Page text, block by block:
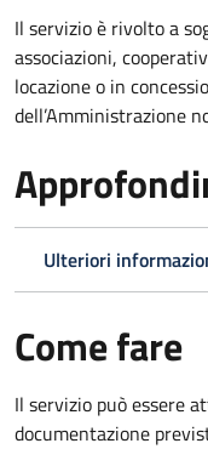
Il servizio è rivolto a
associazioni,
locazione o in
dell’Amministrazione
Ulteriori
Come fare
Il servizio può essere
documentazione